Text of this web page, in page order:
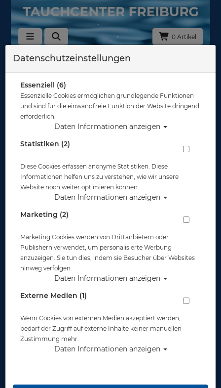
0 Artikel
Gehäuse - Monitor & Video
Hersteller
Auswahl löschen
Sortierung :
Sealife - Bundle-
Handy
e und Zubehör -
Sportdiver Ultra
ab 341,10 €
Aluminium
HOUSING Power V2
black #
249,00 €349,00
€
Datenschutzeinstellungen
Essenziell (6)
Essenzielle Cookies ermöglichen grundlegende Funktionen
und sind für die einwandfreie Funktion der Website dringend
erforderlich.
Daten Informationen anzeigen
Statistiken (2)
Diese Cookies erfassen anonyme Statistiken. Diese
Informationen helfen uns zu verstehen, wie wir unsere
Website noch weiter optimieren können.
Daten Informationen anzeigen
Marketing (2)
Marketing Cookies werden von Drittanbietern oder
Publishern verwendet, um personalisierte Werbung
anzuzeigen. Sie tun dies, indem sie Besucher über Websites
hinweg verfolgen.
Daten Informationen anzeigen
Externe Medien (1)
Wenn Cookies von externen Medien akzeptiert werden,
bedarf der Zugriff auf externe Inhalte keiner manuellen
Zustimmung mehr.
Daten Informationen anzeigen